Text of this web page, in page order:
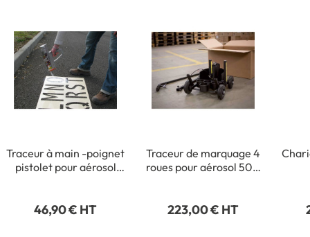
Traceur à main -poignet
pistolet pour aérosol
46,90 € HT
Traceur de marquage 4
roues pour aérosol 500
223,00 € HT